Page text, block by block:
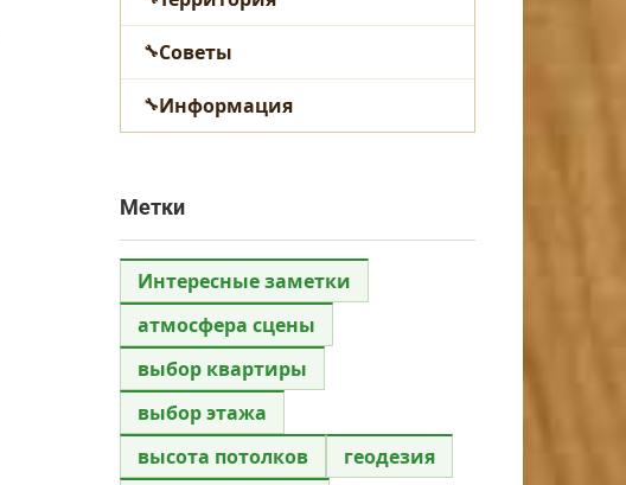
Советы
Информация
Метки
Интересные заметки
атмосфера сцены
выбор квартиры
выбор этажа
высота потолков
геодезия